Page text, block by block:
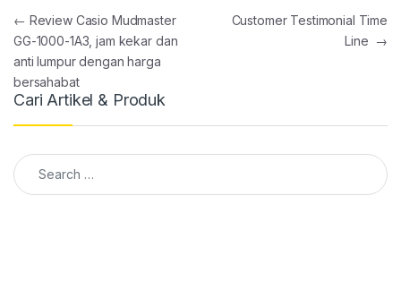
Post navigation
← Review Casio Mudmaster
GG-1000-1A3, jam kekar dan
anti lumpur dengan harga
bersahabat
Customer Testimonial Time
Line →
Cari Artikel & Produk
Search for: